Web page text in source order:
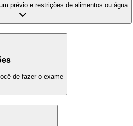
prévio e restrições de alimentos ou água
de fazer o exame